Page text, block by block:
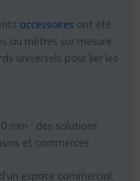
accessoires ont été
au mètres sur mesure
universels pour lier les
mm : des solutions
et commerces
espace commercial,